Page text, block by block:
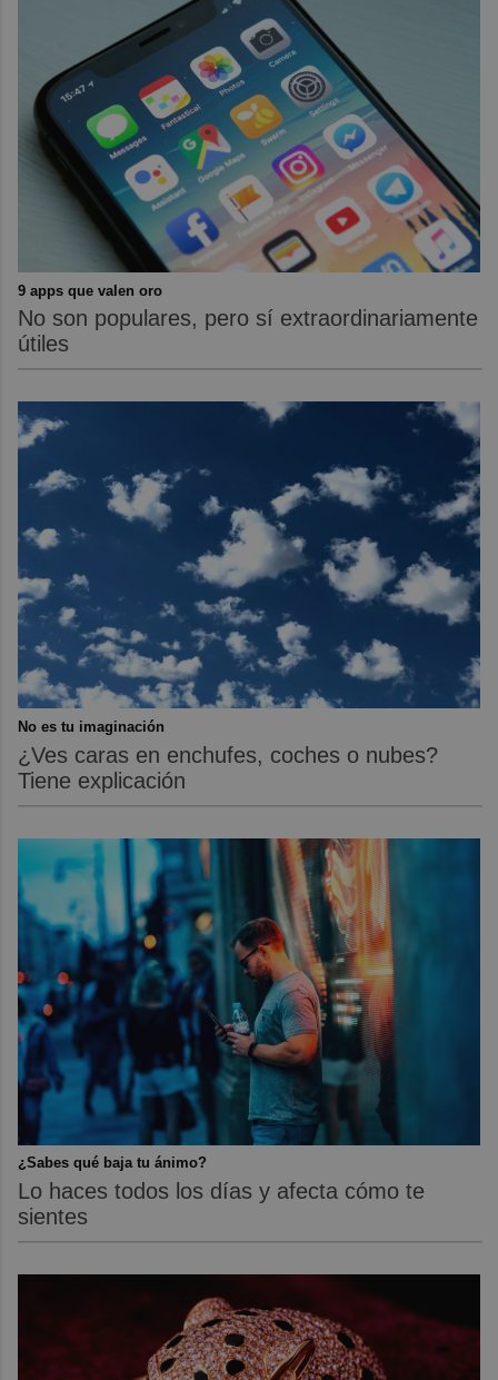
9 apps que valen oro
No son populares, pero sí extraordinariamente
útiles
No es tu imaginación
¿Ves caras en enchufes, coches o nubes?
Tiene explicación
¿Sabes qué baja tu ánimo?
Lo haces todos los días y afecta cómo te
sientes